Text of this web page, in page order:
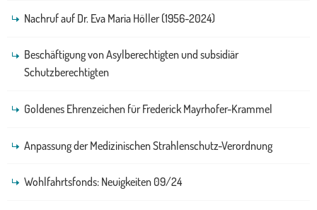
Nachruf auf Dr. Eva Maria Höller (1956-2024)
Beschäftigung von Asylberechtigten und subsidiär
Schutzberechtigten
Goldenes Ehrenzeichen für Frederick Mayrhofer-Krammel
Anpassung der Medizinischen Strahlenschutz-Verordnung
Wohlfahrtsfonds: Neuigkeiten 09/24